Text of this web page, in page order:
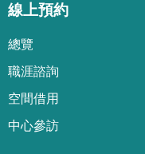
線上預約
總覽
職涯諮詢
空間借用
中心參訪